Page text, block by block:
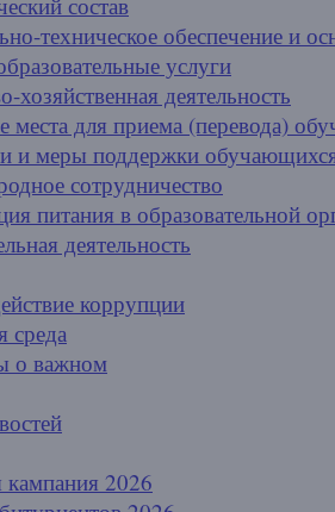
техническое обеспечение и
услуги
хозяйственная деятельность
места для приема (перевода)
и меры поддержки
сотрудничество
питания в образовательной
деятельность
коррупции
среда
о важном
2026